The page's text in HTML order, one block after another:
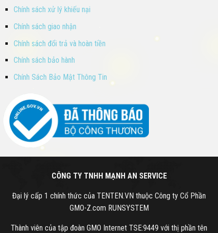
Chính sách xử lý khiếu nại
Chính sách giao nhận
Chính sách đổi trả và hoàn tiền
Chính sách bảo hành
Chính Sách Bảo Mật Thông Tin
CÔNG TY TNHH MẠNH AN SERVICE
Đại lý cấp 1 chính thức của TENTEN.VN thuộc Công ty Cổ Phần
GMO-Z.com RUNSYSTEM
Thành viên của tập đoàn GMO Internet TSE:9449 với thị phần tên